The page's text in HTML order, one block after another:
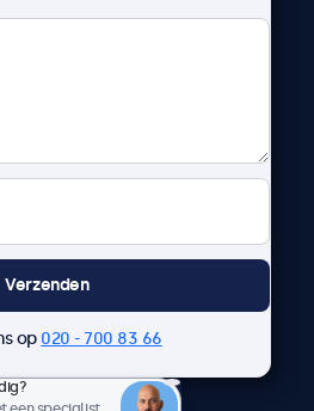
bij Beetronics
voorwaarden
Nederlands
Verzenden
op 020 - 700 83 66